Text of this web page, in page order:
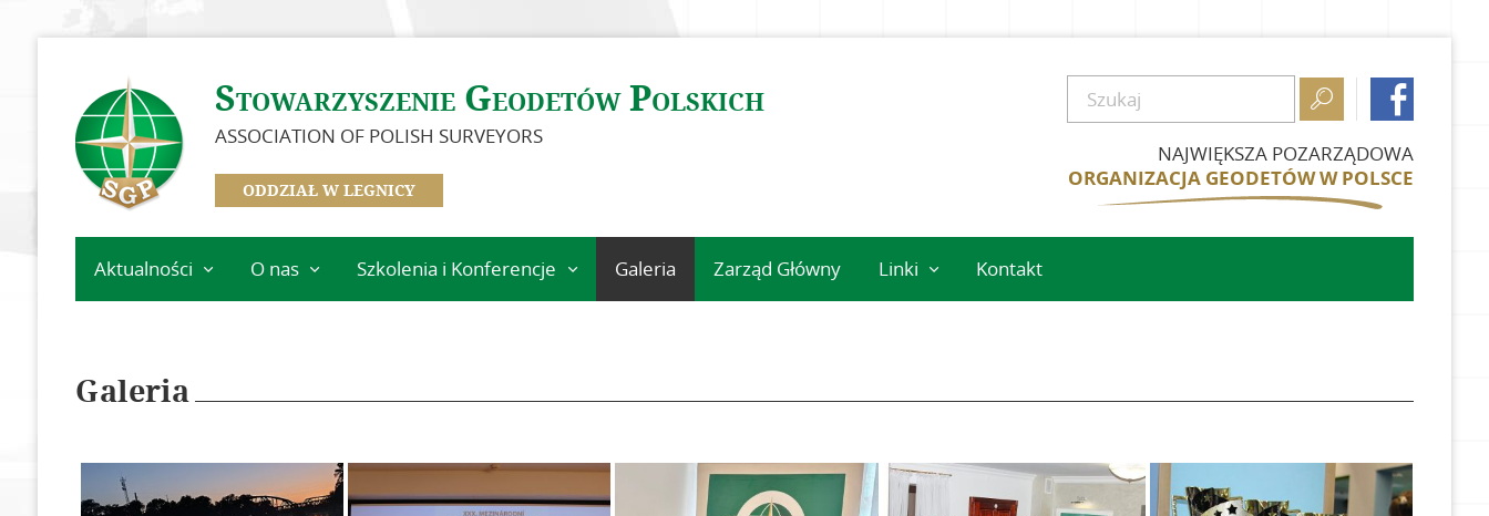
Stowarzyszenie Geodetów Polskich
ASSOCIATION OF POLISH SURVEYORS
ODDZIAŁ W LEGNICY
 
NAJWIĘKSZA POZARZĄDOWA
ORGANIZACJA GEODETÓW W POLSCE
Aktualności O nas
Dokumenty
Szkolenia i Konferencje Galeria Zarząd Główny Linki
Standardy
techniczne
Kontakt
Galeria